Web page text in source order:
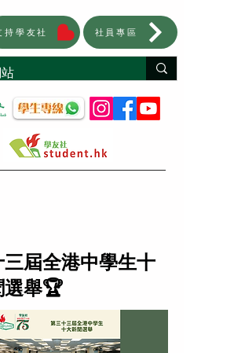
持學友社 社員專區
屆全港中學生十
選舉🏆